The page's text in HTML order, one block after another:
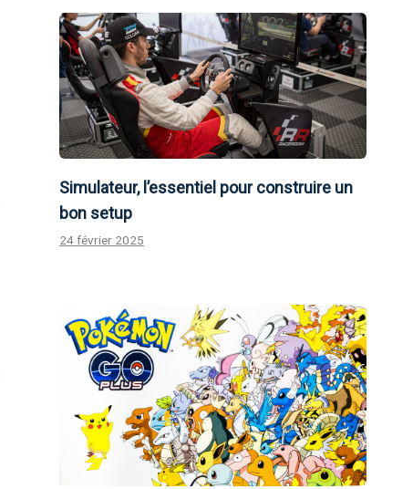
Simulateur, l’essentiel pour construire un
bon setup
24 février 2025